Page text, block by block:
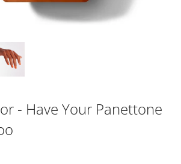
- Have Your Panettone